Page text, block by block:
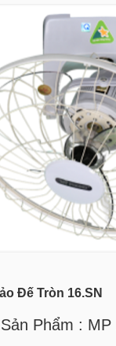
Đế Tròn 16.SN
Phẩm : MP